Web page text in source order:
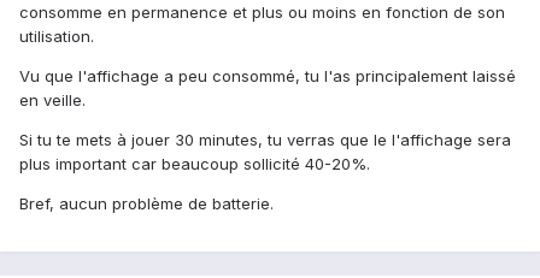
consomme en permanence et plus ou moins en fonction de son
utilisation.
Vu que l'affichage a peu consommé, tu l'as principalement laissé
en veille.
Si tu te mets à jouer 30 minutes, tu verras que le l'affichage sera
plus important car beaucoup sollicité 40-20%.
Bref, aucun problème de batterie.